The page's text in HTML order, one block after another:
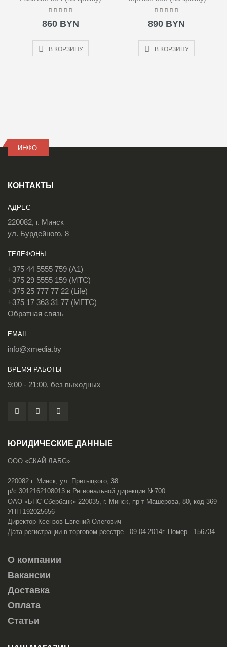
860 BYN
В КОРЗИНУ
890 BYN
В КОРЗИНУ
ИНФО:
КОНТАКТЫ
АДРЕС
220082, г. Минск
ул. Бурдейного, 8
ТЕЛЕФОНЫ
+375 44 5555 759 (A1)
+375 29 5555 159 (МТС)
+375 25 777 77 22 (Life)
+375 17 363 31 77 (МГТС)
Обратная связь
EMAIL
info@xmedia.by
ВРЕМЯ РАБОТЫ
9:00 - 21:00, без выходных
ЮРИДИЧЕСКИЕ ДАННЫЕ
ООО «СКАЙ ЛАБС»
220082 г. Минск, ул. Притыцкого, 38
р/с 3012162108013 в Региональной дирекции №700
ОАО «БПС-Сбербанк» 220035, г. Минск, пр-т Машерова, 80, код 369
УНП 192025656
Директор Ксензов Евгений Олегович
Дата регистрации в торговом реестре - 09.04.2014г. Номер - 156734
О компании
Вакансии
Доставка
Оплата
Статьи